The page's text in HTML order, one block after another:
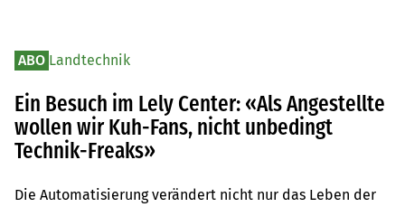
ABO Landtechnik
Ein Besuch im Lely Center: «Als Angestellte
wollen wir Kuh-Fans, nicht unbedingt
Technik-Freaks»
Die Automatisierung verändert nicht nur das Leben der